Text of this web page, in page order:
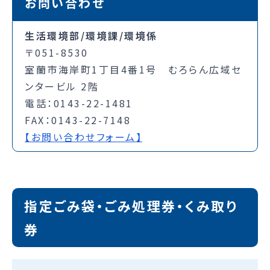
生活環境部/環境課/環境係
〒051-8530
室蘭市海岸町1丁目4番1号 むろらん広域セ
ンタービル 2階
電話：0143-22-1481
FAX：0143-22-7148
【お問い合わせフォーム】
指定ごみ袋・ごみ処理券・くみ取り
券